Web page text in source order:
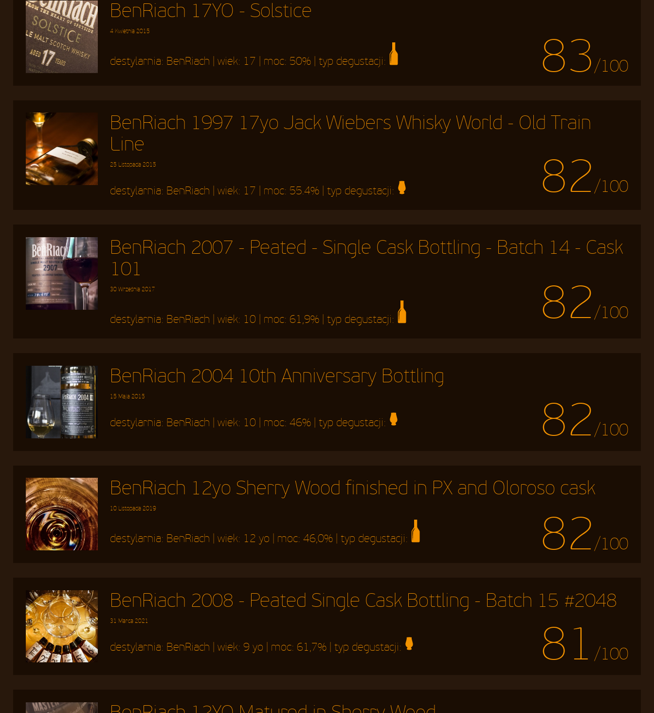
BenRiach 17YO - Solstice
4 Kwietnia 2015 83/100
destylarnia: BenRiach | wiek: 17 | moc: 50% | typ degustacji:
BenRiach 1997 17yo Jack Wiebers Whisky World - Old Train
Line
25 Listopada 2015 82/100
destylarnia: BenRiach | wiek: 17 | moc: 55.4% | typ degustacji:
BenRiach 2007 - Peated - Single Cask Bottling - Batch 14 - Cask
101
30 Września 2017 82/100
destylarnia: BenRiach | wiek: 10 | moc: 61,9% | typ degustacji:
BenRiach 2004 10th Anniversary Bottling
15 Maja 2015 82/100
destylarnia: BenRiach | wiek: 10 | moc:46% | typ degustacji:
BenRiach 12yo Sherry Wood finished in PX and Oloroso cask
10 Listopada 2019 82 /100
destylarnia: BenRiach | wiek: 12 yo | moc:46,0% | typ degustacji:
BenRiach 2008 - Peated Single Cask Bottling - Batch 15 #2048
31 Marca 2021 81/100
destylarnia: BenRiach | wiek:9 yo | moc: 61,7% | typ degustacji: